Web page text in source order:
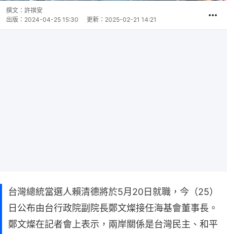
撰文： 許祺安
出版： 2024-04-25 15:30 更新： 2025-02-21 14:21
台灣總統當選人賴清德將於5月20日就職，今（25）
日公布由台行政院副院長鄭文燦接任海基會董事長。
鄭文燦在記者會上表示，兩岸關係是台灣民主、和平